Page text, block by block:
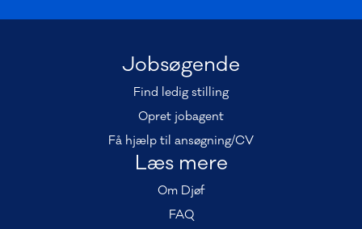
Jobsøgende
Find ledig stilling
Opret jobagent
Få hjælp til ansøgning/CV
Læs mere
Om Djøf
FAQ